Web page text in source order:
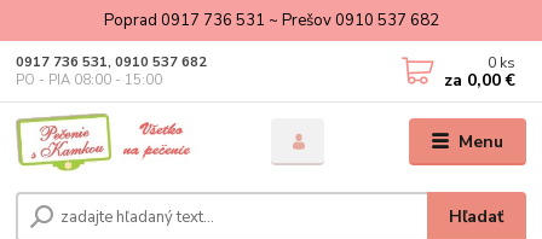
Poprad 0917 736 531 ~ Prešov 0910 537 682
Menu
Hľadať
0917 736 531, 0910 537 682
PO - PIA 08:00 - 15:00
0 ks
za 0,00 €